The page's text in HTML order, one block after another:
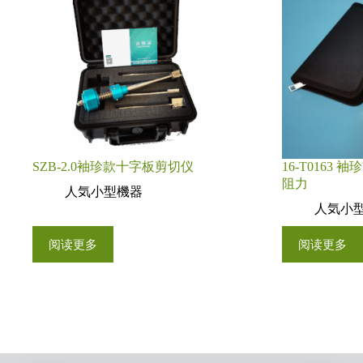
SZB‑2.0袖珍款十字板剪切仪
人気小型機器
阅读更多
16‑T0163 袖
阻力
人気小
阅读更多